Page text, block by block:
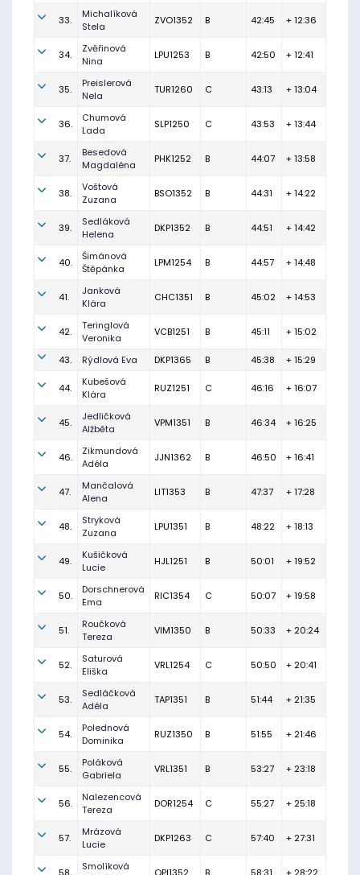
33.
Michalíková
Stela
ZVO1352 B 42:45 + 12:36
34.
Zvěřinová
Nina
LPU1253 B 42:50 + 12:41
35.
Preislerová
Nela
TUR1260 C 43:13 + 13:04
36.
Chumová
Lada
SLP1250 C 43:53 + 13:44
37.
Besedová
Magdaléna
PHK1252 B 44:07 + 13:58
38.
Voštová
Zuzana
BSO1352 B 44:31 + 14:22
39.
Sedláková
Helena
DKP1352 B 44:51 + 14:42
40.
Šimánová
Štěpánka
LPM1254 B 44:57 + 14:48
41.
Janková
Klára
CHC1351 B 45:02 + 14:53
42.
Teringlová
Veronika
VCB1251 B 45:11 + 15:02
43. Rýdlová Eva DKP1365 B 45:38 + 15:29
44.
Kubešová
Klára
RUZ1251 C 46:16 + 16:07
45.
Jedličková
Alžběta
VPM1351 B 46:34 + 16:25
46.
Zikmundová
Adéla
JJN1362 B 46:50 + 16:41
47.
Mančalová
Alena
LIT1353 B 47:37 + 17:28
48.
Stryková
Zuzana
LPU1351 B 48:22 + 18:13
49.
Kušičková
Lucie
HJL1251 B 50:01 + 19:52
50.
Dorschnerová
Ema
RIC1354 C 50:07 + 19:58
51.
Roučková
Tereza
VIM1350 B 50:33 + 20:24
52.
Saturová
Eliška
VRL1254 C 50:50 + 20:41
53.
Sedláčková
Adéla
TAP1351 B 51:44 + 21:35
54.
Polednová
Dominika
RUZ1350 B 51:55 + 21:46
55.
Poláková
Gabriela
VRL1351 B 53:27 + 23:18
56.
Nalezencová
Tereza
DOR1254 C 55:27 + 25:18
57.
Mrázová
Lucie
DKP1263 C 57:40 + 27:31
Smolíková